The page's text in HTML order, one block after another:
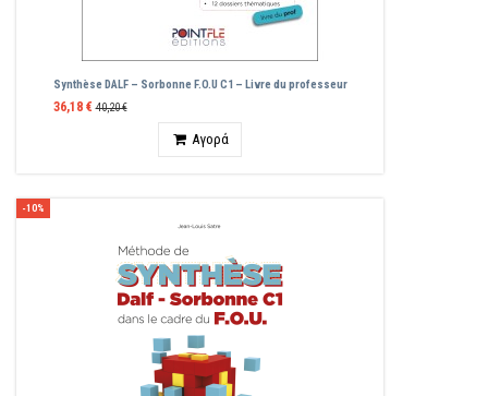
Synthèse DALF – Sorbonne F.O.U C1 – Livre du professeur
36,18 € 40,20 €
Αγορά
-10%